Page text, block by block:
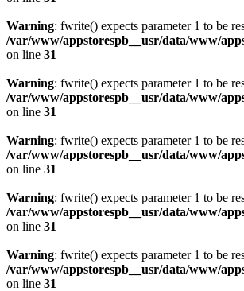
Warning: fwrite() expects parameter 1 to be
/var/www/appstorespb__usr/data/www/
on line 31
Warning: fwrite() expects parameter 1 to be
/var/www/appstorespb__usr/data/www/
on line 31
Warning: fwrite() expects parameter 1 to be
/var/www/appstorespb__usr/data/www/
on line 31
Warning: fwrite() expects parameter 1 to be
/var/www/appstorespb__usr/data/www/
on line 31
Warning: fwrite() expects parameter 1 to be
/var/www/appstorespb__usr/data/www/
on line 31